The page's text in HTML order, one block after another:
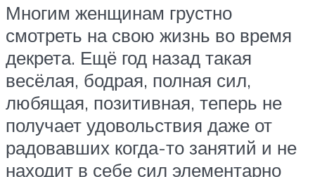
Многим женщинам грустно
смотреть на свою жизнь во время
декрета. Ещё год назад такая
весёлая, бодрая, полная сил,
любящая, позитивная, теперь не
получает удовольствия даже от
радовавших когда-то занятий и не
находит в себе сил элементарно